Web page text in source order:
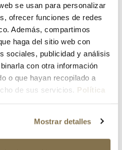
se usan para personalizar
ofrecer funciones de redes
Además, compartimos
haga del sitio web con
sociales, publicidad y análisis
con otra información
o que hayan recopilado a
de sus servicios. Política
Mostrar detalles